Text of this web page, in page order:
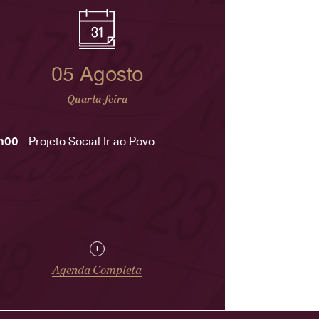
05 Agosto
Quarta-feira
Projeto Social Ir ao Povo
+
Agenda Completa